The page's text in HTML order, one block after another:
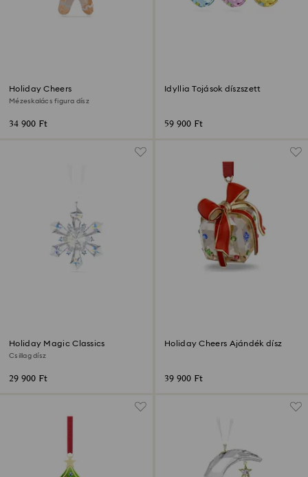
Holiday Cheers
Mézeskalács figura dísz
34 900 Ft
Idyllia Tojások díszszett
59 900 Ft
Holiday Magic Classics
Csillag dísz
29 900 Ft
Holiday Cheers Ajándék dísz
39 900 Ft